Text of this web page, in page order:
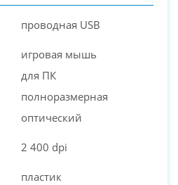
Москвы — Яндекс Карты
проводная USB
игровая мышь
для ПК
полноразмерная
оптический
2 400 dpi
пластик